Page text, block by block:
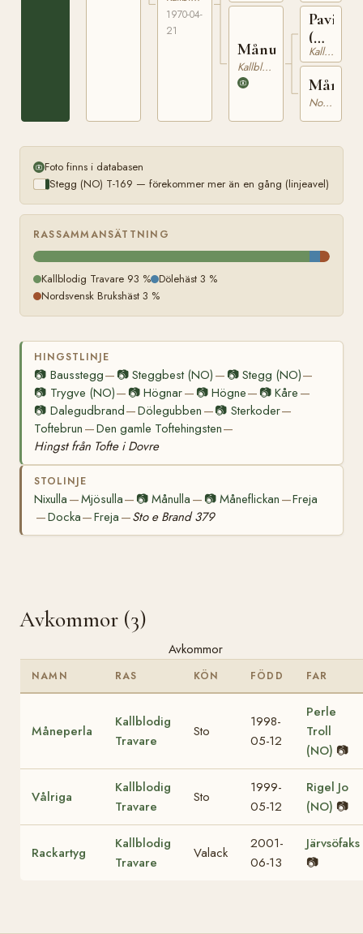
1970-04-
21
Månulla
Kallblodig Travare
1177
Pavin
(NO)
NT
1
Kallblodig Travare
Nordsvensk Brukshäst
Foto finns i databasen
Stegg (NO) T-169 — förekommer mer än en gång (linjeavel)
RASSAMMANSÄTTNING
Kallblodig Travare 93 % Dölehäst 3 %
Nordsvensk Brukshäst 3 %
HINGSTLINJE
📷 Bausstegg— 📷Steggbest (NO) — 📷 Stegg (NO)—
📷 Trygve (NO)— 📷Högnar— 📷 Högne— 📷 Kåre —
📷 Dalegudbrand—Dölegubben —📷 Sterkoder—
Toftebrun —Den gamle Toftehingsten—
Hingst från Tofte i Dovre
STOLINJE
Nixulla —Mjösulla— 📷Månulla — 📷Måneflickan —Freja
—Docka—Freja —Sto e Brand 379
Avkommor (3)
Avkommor
NAMN RAS KÖN FÖDD FAR
Måneperla
Kallblodig
Travare
Sto
1998-
05-12
Perle
Troll
(NO) 📷
Vålriga
Kallblodig
Travare
Sto
1999-
05-12
Rigel Jo
(NO) 📷
Rackartyg
Kallblodig
Travare
Valack
2001-
06-13
Järvsöfaks
📷